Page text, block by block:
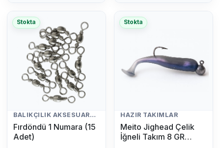
Stokta
BALIKÇILIK AKSESUARLARI
Fırdöndü 1 Numara (15
Adet)
Stokta
HAZIR TAKIMLAR
Meito Jighead Çelik
İğneli Takım 8 GR